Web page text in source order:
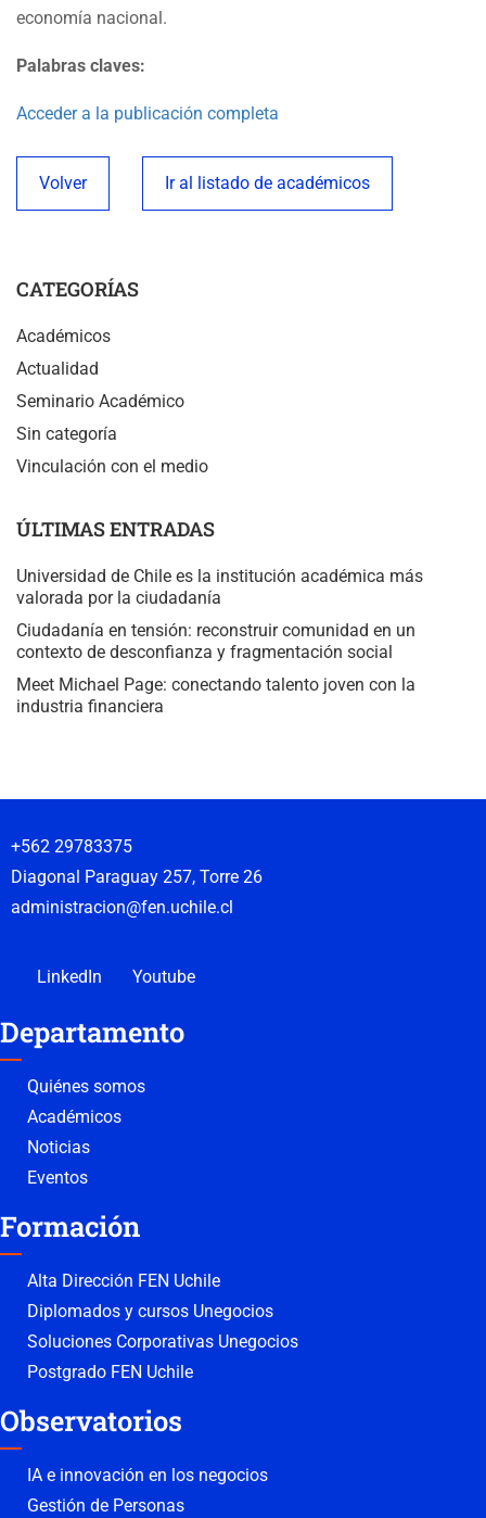
economía nacional.
Palabras claves:
Acceder a la publicación completa
Volver Ir al listado de académicos
CATEGORÍAS
Académicos
Actualidad
Seminario Académico
Sin categoría
Vinculación con el medio
ÚLTIMAS ENTRADAS
Universidad de Chile es la institución académica más
valorada por la ciudadanía
Ciudadanía en tensión: reconstruir comunidad en un
contexto de desconfianza y fragmentación social
Meet Michael Page: conectando talento joven con la
industria financiera
+562 29783375
Diagonal Paraguay 257, Torre 26
administracion@fen.uchile.cl
LinkedIn Youtube
Departamento
Quiénes somos
Académicos
Noticias
Eventos
Formación
Alta Dirección FEN Uchile
Diplomados y cursos Unegocios
Soluciones Corporativas Unegocios
Postgrado FEN Uchile
Observatorios
IA e innovación en los negocios
Gestión de Personas